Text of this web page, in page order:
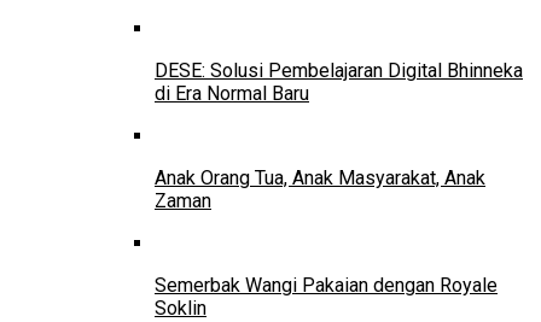
DESE: Solusi Pembelajaran Digital Bhinneka
di Era Normal Baru
Anak Orang Tua, Anak Masyarakat, Anak
Zaman
Semerbak Wangi Pakaian dengan Royale
Soklin